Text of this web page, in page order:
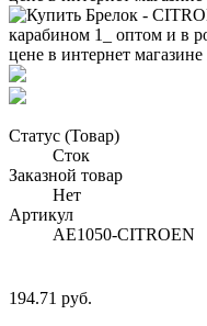
Статус (Товар)
Сток
Заказной товар
Нет
Артикул
AE1050-CITROEN
194.71 руб.